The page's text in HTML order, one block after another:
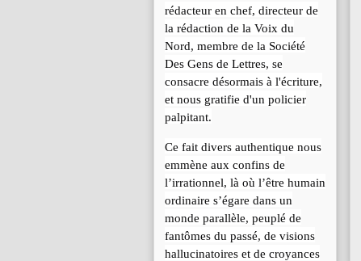
rédacteur en chef, directeur de
la rédaction de la Voix du
Nord, membre de la Société
Des Gens de Lettres, se
consacre désormais à l'écriture,
et nous gratifie d'un policier
palpitant.
Ce fait divers authentique nous
emmène aux confins de
l’irrationnel, là où l’être humain
ordinaire s’égare dans un
monde parallèle, peuplé de
fantômes du passé, de visions
hallucinatoires et de croyances